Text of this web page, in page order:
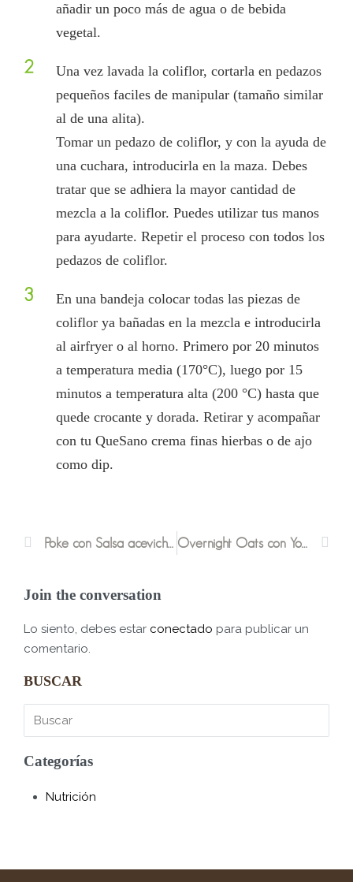
añadir un poco más de agua o de bebida
vegetal.
2
Una vez lavada la coliflor, cortarla en pedazos
pequeños faciles de manipular (tamaño similar
al de una alita).
Tomar un pedazo de coliflor, y con la ayuda de
una cuchara, introducirla en la maza. Debes
tratar que se adhiera la mayor cantidad de
mezcla a la coliflor. Puedes utilizar tus manos
para ayudarte. Repetir el proceso con todos los
pedazos de coliflor.
3
En una bandeja colocar todas las piezas de
coliflor ya bañadas en la mezcla e introducirla
al airfryer o al horno. Primero por 20 minutos
a temperatura media (170°C), luego por 15
minutos a temperatura alta (200 °C) hasta que
quede crocante y dorada. Retirar y acompañar
con tu QueSano crema finas hierbas o de ajo
como dip.
Poke con Salsa acevichada Veggie Overnight Oats con YoSano
Join the conversation
Lo siento, debes estar conectado para publicar un
comentario.
BUSCAR
Categorías
Nutrición